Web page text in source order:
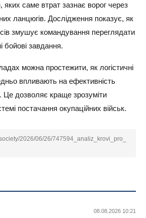
яких саме втрат зазнає ворог через
ланцюгів. Дослідження показує, як
змушує командування переглядати
бойові завдання.
можна простежити, як логістичні
впливають на ефективність
Це дозволяє краще зрозуміти
постачання окупаційних військ.
2026/06/26/747594_analiz_krovi_pro_
08.08.2026 10:21